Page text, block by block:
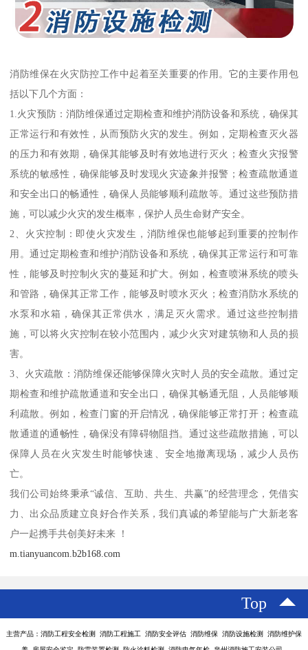
消防维保在火灾防控工作中起着至关重要的作用。它的主要作用包
括以下几个方面：
1.火灾预防：消防维保通过定期检查和维护消防设备和系统，确保其
正常运行和有效性，从而预防火灾的发生。例如，定期检查灭火器
的压力和有效期，确保其能够及时有效地进行灭火；检查火灾报警
系统的敏感性，确保能够及时发现火灾迹象并报警；检查疏散通道
和安全出口的畅通性，确保人员能够顺利疏散等。通过这些预防措
施，可以减少火灾的发生概率，保护人员生命财产安全。
2、火灾控制：即使火灾发生，消防维保也能够起到重要的控制作
用。通过定期检查和维护消防设备和系统，确保其正常运行和可靠
性，能够及时控制火灾的蔓延和扩大。例如，检查喷淋系统的喷头
和管路，确保其正常工作，能够及时喷水灭火；检查消防水系统的
水泵和水箱，确保其正常供水，满足灭火需求。通过这些控制措
施，可以将火灾控制在较小范围内，减少火灾对建筑物和人员的损
害。
3、火灾疏散：消防维保还能够保障火灾时人员的安全疏散。通过定
期检查和维护疏散通道和安全出口，确保其畅通无阻，人员能够顺
利疏散。例如，检查门窗的开启情况，确保能够正常打开；检查疏
散通道的通畅性，确保没有障碍物阻挡。通过这些疏散措施，可以
保障人员在火灾发生时能够快速、安全地撤离现场，减少人员伤
亡。
我们公司始终秉承“诚信、互助、共生、共赢”的经营理念，凭借实
力、出众品质建立良好合作关系，我们真诚的希望能与广大新老客
户一起携手共创美好未来 ！
m.tianyuancom.b2b168.com
Top
主营产品：消防工程安全检测 消防工程施工 消防安全评估 消防维保 消防设施检测 消防维护保